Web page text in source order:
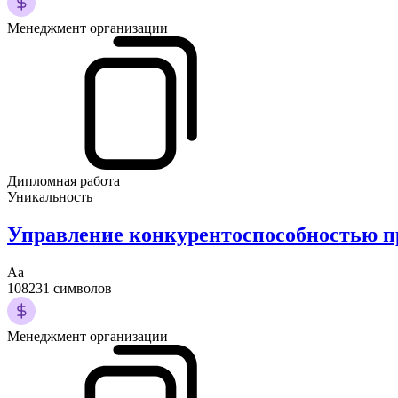
Менеджмент организации
Дипломная работа
Уникальность
Управление конкурентоспособностью
Аа
108231 символов
Менеджмент организации